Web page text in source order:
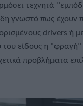
τεχνητά
γνωστό πως έχουν
drivers ή
είδους η "φραγή"
προβλήματα